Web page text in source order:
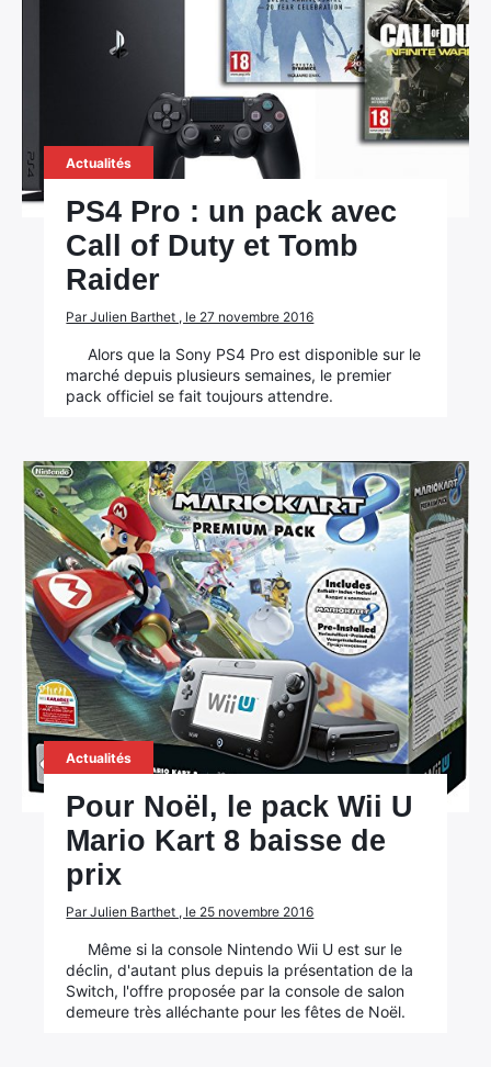
Actualités
PS4 Pro : un pack avec
Call of Duty et Tomb
Raider
Par Julien Barthet , le 27 novembre 2016
Alors que la Sony PS4 Pro est disponible sur le
marché depuis plusieurs semaines, le premier
pack officiel se fait toujours attendre.
Actualités
Pour Noël, le pack Wii U
Mario Kart 8 baisse de
prix
Par Julien Barthet , le 25 novembre 2016
Même si la console Nintendo Wii U est sur le
déclin, d'autant plus depuis la présentation de la
Switch, l'offre proposée par la console de salon
demeure très alléchante pour les fêtes de Noël.